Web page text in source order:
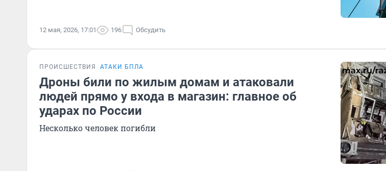
12 мая, 2026, 17:01 196 Обсудить
ПРОИСШЕСТВИЯ АТАКИ БПЛА
Дроны били по жилым домам и атаковали
людей прямо у входа в магазин: главное об
ударах по России
Несколько человек погибли